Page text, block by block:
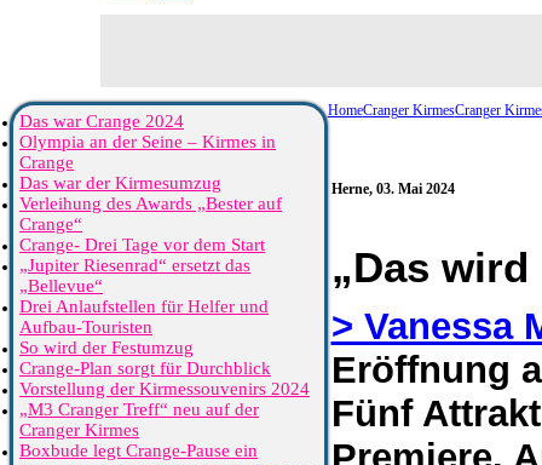
HomeCranger KirmesCranger
Herne, 03. Mai 2024
„Das
> Vanessa
Eröffnung
Fünf
Das war Crange 2024
Olympia an der Seine – Kirmes in
Crange
Das war der Kirmesumzug
Verleihung des Awards „Bester auf
Crange“
Crange- Drei Tage vor dem Start
„Jupiter Riesenrad“ ersetzt das
„Bellevue“
Drei Anlaufstellen für Helfer und
Aufbau-Touristen
So wird der Festumzug
Crange-Plan sorgt für Durchblick
Vorstellung der Kirmessouvenirs 2024
„M3 Cranger Treff“ neu auf der
Cranger Kirmes
Boxbude legt Crange-Pause ein